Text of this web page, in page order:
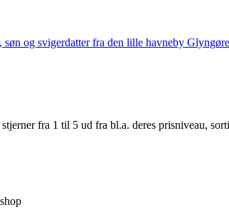
og svigerdatter fra den lille havneby
fra 1 til 5 ud fra bl.a. deres prisniveau,